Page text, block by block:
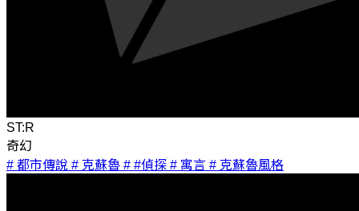
ST:R
奇幻
# 都市傳說 # 克蘇魯 # #偵探 # 寓言 # 克蘇魯風格